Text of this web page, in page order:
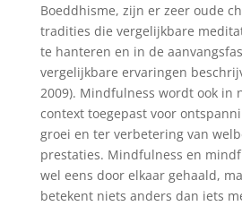
Boeddhisme, zijn er zeer oude
tradities die vergelijkbare
te hanteren en in de
vergelijkbare ervaringen
2009). Mindfulness wordt ook in
context toegepast voor
groei en ter verbetering van
prestaties. Mindfulness en
wel eens door elkaar gehaald,
betekent niets anders dan iets